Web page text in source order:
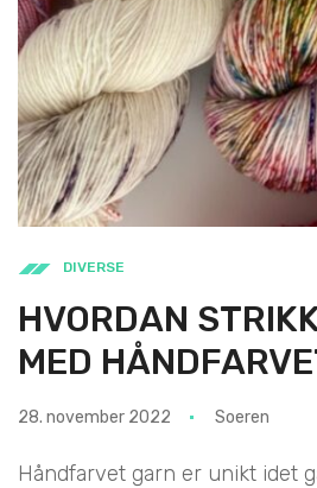
DIVERSE
HVORDAN
MED
28. november 2022 Soeren
Håndfarvet garn er unikt idet